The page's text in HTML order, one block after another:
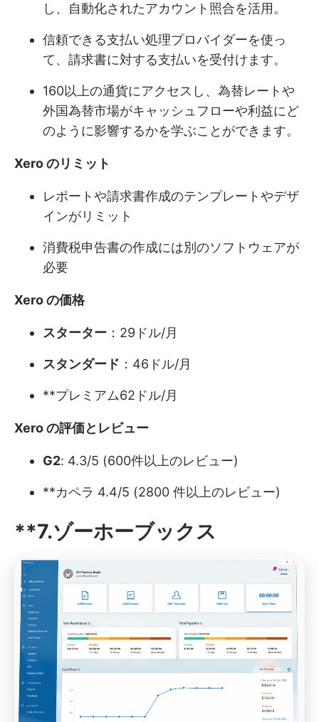
し、自動化されたアカウント照合を活用。
信頼できる支払い処理プロバイダーを使っ
て、請求書に対する支払いを受付けます。
160以上の通貨にアクセスし、為替レートや
外国為替市場がキャッシュフローや利益にど
のように影響するかを学ぶことができます。
Xero のリミット
レポートや請求書作成のテンプレートやデザ
インがリミット
消費税申告書の作成には別のソフトウェアが
必要
Xero の価格
スターター ：29ドル/月
スタンダード ：46ドル/月
**プレミアム62ドル/月
Xero の評価とレビュー
G2: 4.3/5 (600件以上のレビュー)
**カペラ 4.4/5 (2800 件以上のレビュー)
**7.ゾーホーブックス